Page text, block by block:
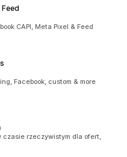
CAPI, Meta Pixel & Feed
Facebook, custom & more
czasie rzeczywistym dla ofert,